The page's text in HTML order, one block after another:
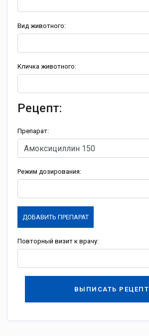
Вид животного:
Кличка животного:
Рецепт:
Препарат:
Режим дозирования:
ДОБАВИТЬ ПРЕПАРАТ
Повторный визит к врачу:
ВЫПИСАТЬ РЕЦЕПТ